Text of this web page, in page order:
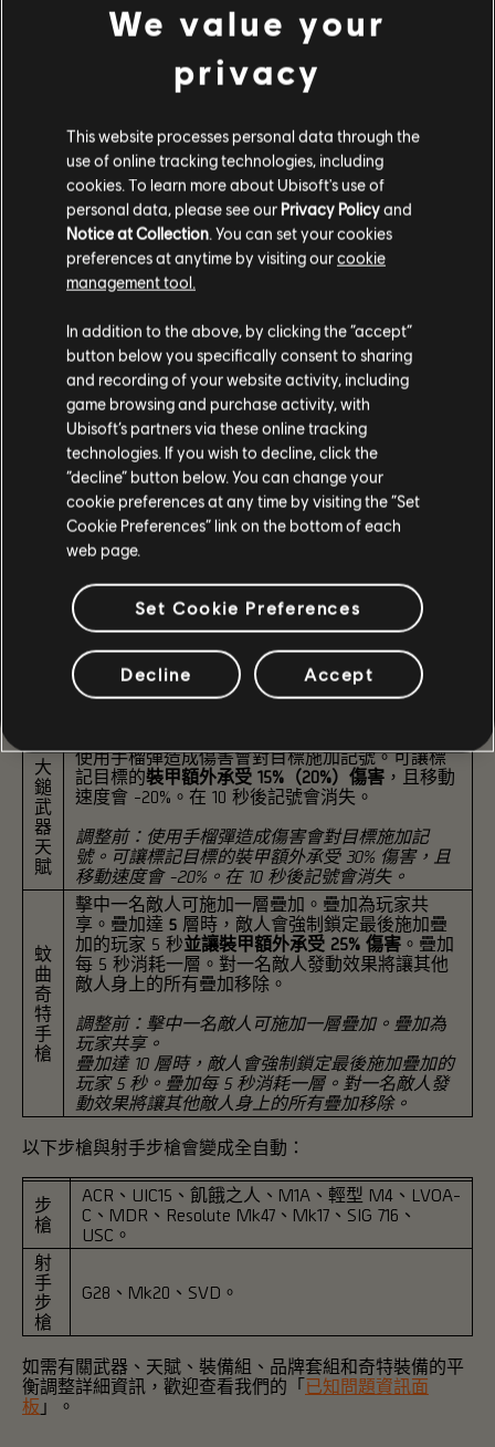
「大師主要任務」代表的是全新的難易度，專屬於「獵捕
主要任務」。這個難易度是專為想追求更多挑戰的硬派玩
家所設計。這個難易度的敵人會等比強化，且包含季度修
改器，將再再考驗你的技巧極限。
能突破這種難易度的玩家將可獲得特殊獎勵，例如額外經
驗值、高品質戰利品、資源、遊戲內點數和獨特外觀物
品。此外，成功完成「大師主要任務」的玩家，將獲得奇
特背心「挑釁者」作為特殊獎勵。
挑釁
奇特
天賦：挑戰者
PVE: 受到 20 公尺內的敵人傷害時，可獲得
+25% 傷害抗性。
PVP: 受到 15 公尺內的敵人傷害時，可獲得
重製與更新
大
鎚
武
器
天
賦
使用手榴彈造成傷害會對目標施加記號。可讓標
記目標的裝甲額外承受 15%（20%）傷害 ，且移動
速度會 -20%。在 10 秒後記號會消失。
調整前：使用手榴彈造成傷害會對目標施加記
號。可讓標記目標的裝甲額外承受 30% 傷害，且
移動速度會 -20%。在 10 秒後記號會消失。
蚊
曲
奇
特
手
槍
擊中一名敵人可施加一層疊加。疊加為玩家共
享。疊加達 5 層時，敵人會強制鎖定最後施加疊
加的玩家 5 秒並讓裝甲額外承受 25% 傷害 。疊加
每 5 秒消耗一層。對一名敵人發動效果將讓其他
敵人身上的所有疊加移除。
調整前：擊中一名敵人可施加一層疊加。疊加為
玩家共享。
疊加達 10 層時，敵人會強制鎖定最後施加疊加的
玩家 5 秒。疊加每 5 秒消耗一層。對一名敵人發
動效果將讓其他敵人身上的所有疊加移除。
以下步槍與射手步槍會變成全自動 ：
步
槍
ACR、UIC15、飢餓之人、M1A、輕型 M4、LVOA-
C、MDR、Resolute Mk47、Mk17、SIG 716、
USC。
射
手
步
槍
G28、Mk20、SVD。
如需有關武器、天賦、裝備組、品牌套組和奇特裝備的平
衡調整詳細資訊，歡迎查看我們的「已知問題資訊面
板 」。
We value your
privacy
This website processes personal data through the
use of online tracking technologies, including
cookies. To learn more about Ubisoft's use of
personal data, please see our Privacy Policyand
Notice at Collection. You can set your cookies
preferences at anytime by visiting ourcookie
management tool.
In addition to the above, by clicking the “accept”
button below you specifically consent to sharing
and recording of your website activity, including
game browsing and purchase activity, with
Ubisoft’s partners via these online tracking
technologies. If you wish to decline, click the
“decline” button below. You can change your
cookie preferences at any time by visiting the “Set
Cookie Preferences” link on the bottom of each
web page.
Set Cookie Preferences
Decline Accept